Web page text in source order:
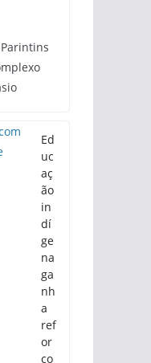
Ed
uc
aç
ão
in
dí
ge
na
ga
nh
a
ref
or
ço